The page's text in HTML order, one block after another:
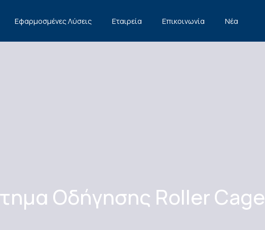
Εφαρμοσμένες Λύσεις Εταιρεία Επικοινωνία Νέα
Οδήγησης Roller Cage